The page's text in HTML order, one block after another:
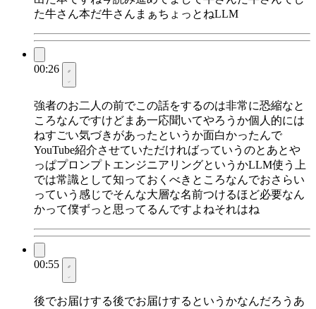
た牛さん本だ牛さんまぁちょっとねLLM
00:26
強者のお二人の前でこの話をするのは非常に恐縮なと
ころなんですけどまあ一応聞いてやろうか個人的には
ねすごい気づきがあったというか面白かったんで
YouTube紹介させていただければっていうのとあとや
っぱプロンプトエンジニアリングというかLLM使う上
では常識として知っておくべきところなんでおさらい
っていう感じでそんな大層な名前つけるほど必要なん
かって僕ずっと思ってるんですよねそれはね
00:55
後でお届けする後でお届けするというかなんだろうあ